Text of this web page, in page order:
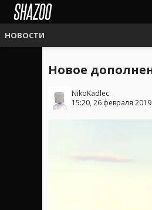
НОВОСТИ
Новое
NikoKadlec
15:20, 26 февраля 2019